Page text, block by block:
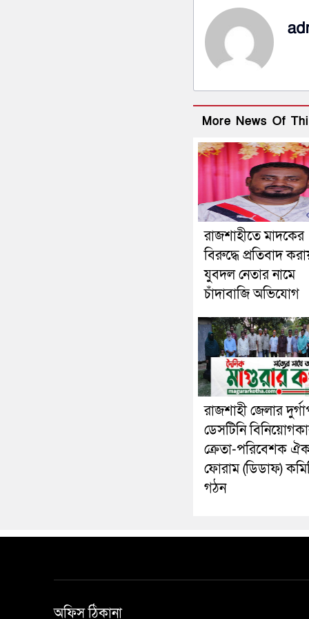
More News Of
রাজশাহীতে মাদকের
বিরুদ্ধে প্রতিবাদ
যুবদল নেতার নামে
চাঁদাবাজি অভিযোগ
রাজশাহী জেলার
ডেসটিনি
ক্রেতা-পরিবেশক
ফোরাম (ডিডাফ)
গঠন
অফিস ঠিকানা